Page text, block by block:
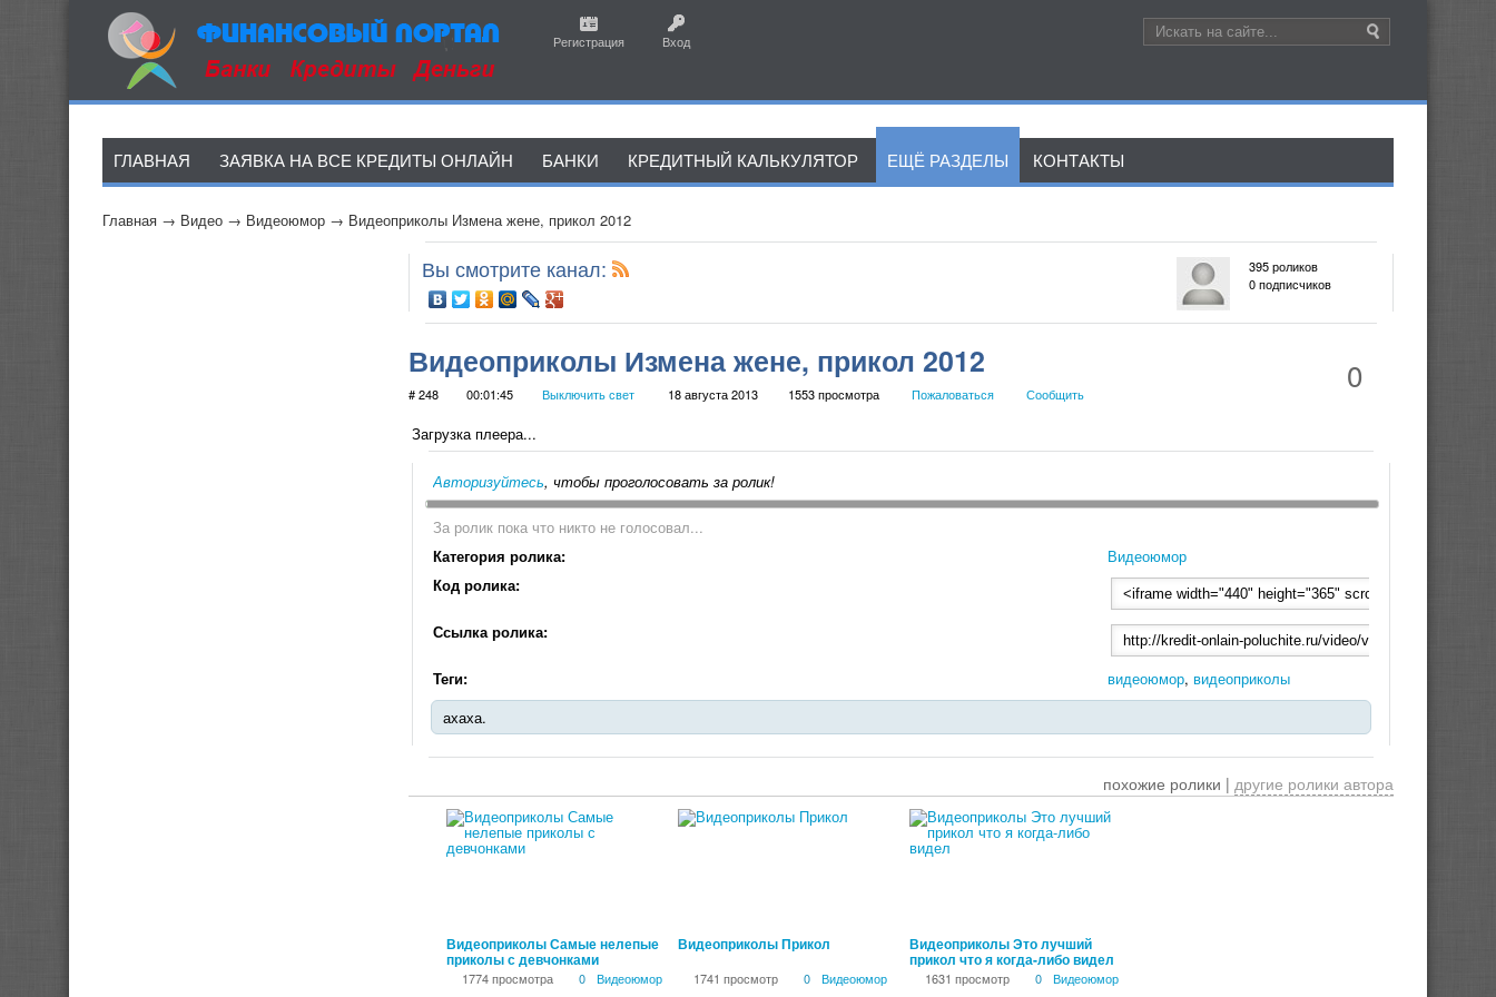
Регистрация Вход
ГЛАВНАЯ ЗАЯВКА НА ВСЕ КРЕДИТЫ ОНЛАЙН БАНКИ КРЕДИТНЫЙ КАЛЬКУЛЯТОР ЕЩЁ РАЗДЕЛЫ КОНТАКТЫ
Главная → Видео → Видеоюмор → Видеоприколы Измена жене, прикол 2012
Вы смотрите канал:
395 роликов
0 подписчиков
0
Видеоприколы Измена жене, прикол 2012
# 248 00:01:45 Выключить свет 18 августа 2013 1553 просмотра Пожаловаться Сообщить
Загрузка плеера...
Авторизуйтесь, чтобы проголосовать за ролик!
За ролик пока что никто не голосовал...
Категория ролика:
Видеоюмор
Код ролика:
Ссылка ролика:
Теги: видеоюмор, видеоприколы
ахаха.
похожие ролики | другие ролики автора
Видеоприколы Самые нелепые
приколы с девчонками
1774 просмотра 0 Видеоюмор
Видеоприколы Прикол
1741 просмотр 0 Видеоюмор
Видеоприколы Это лучший
прикол что я когда-либо видел
1631 просмотр 0 Видеоюмор